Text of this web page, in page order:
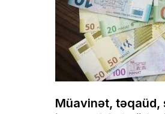
Müavinət, təqaüd,